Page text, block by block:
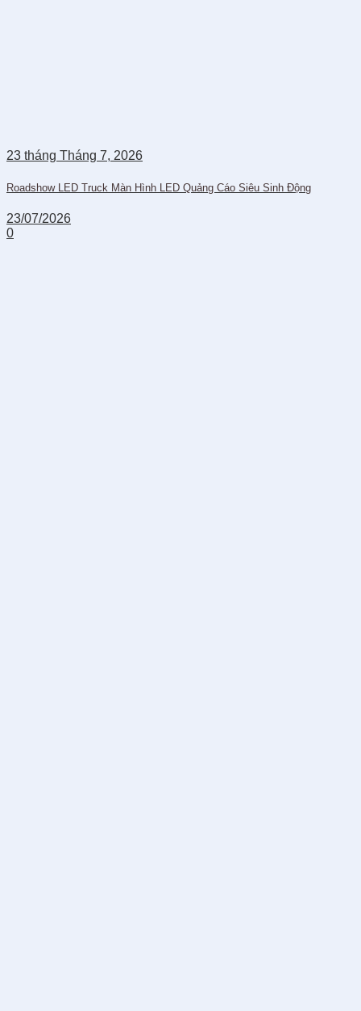
23 tháng Tháng 7, 2026
Roadshow LED Truck Màn Hình LED Quảng Cáo Siêu Sinh Động
23/07/2026
0